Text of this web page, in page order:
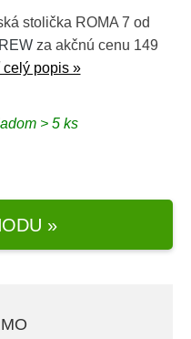
stolička ROMA 7 od
za akčnú cenu 149
popis »
> 5 ks
»